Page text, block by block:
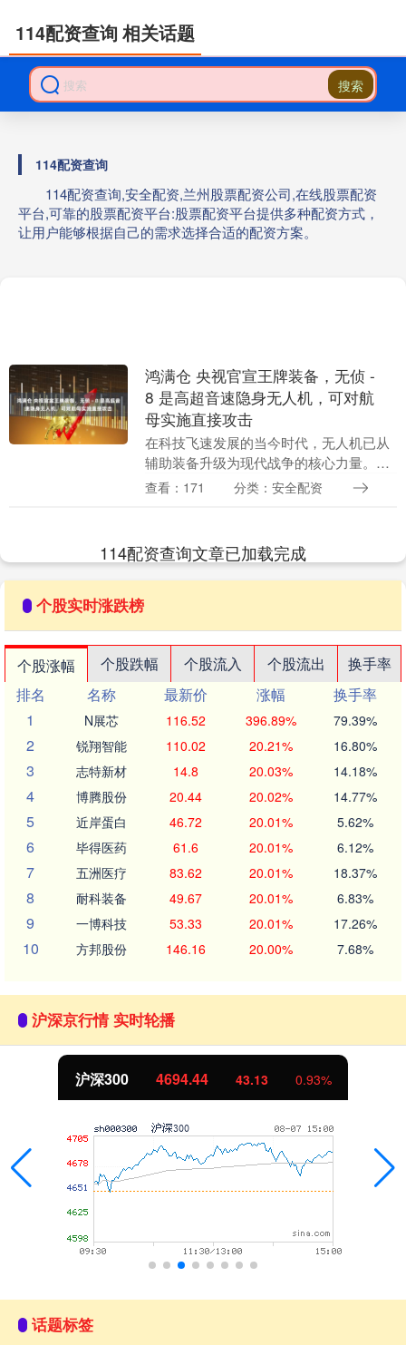
搜索
114配资查询
114配资查询,安全配资,兰州股票配资公司,在线股票配资
平台,可靠的股票配资平台:股票配资平台提供多种配资方式，
让用户能够根据自己的需求选择合适的配资方案。
114配资查询 相关话题
鸿满仓 央视官宣王牌装备，无侦 -
8 是高超音速隐身无人机，可对航
母实施直接攻击
在科技飞速发展的当今时代，无人机已从
辅助装备升级为现代战争的核心力量。在
各国争相角逐航空航天技术的背景下，中
查看：171 分类：安全配资
114配资查询文章已加载完成
个股实时涨跌榜
个股涨幅 个股跌幅 个股流入 个股流出
换手率
排名
名称 最新价 涨幅
换手率
1
N展芯 116.52 396.89% 79.39%
2 锐翔智能 110.02 20.21% 16.80%
3 志特新材 14.8 20.03% 14.18%
4 博腾股份 20.44 20.02% 14.77%
5 近岸蛋白 46.72 20.01% 5.62%
6 毕得医药 61.6 20.01% 6.12%
7 五洲医疗 83.62 20.01% 18.37%
8 耐科装备 49.67 20.01% 6.83%
9 一博科技 53.33 20.01% 17.26%
10 方邦股份 146.16 20.00% 7.68%
沪深京行情 实时轮播
沪深300 4694.44 43.13 0.93%
话题标签